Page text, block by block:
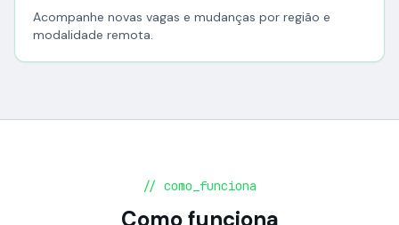
Acompanhe novas vagas e mudanças por região e
modalidade remota.
// como_funciona
Como funciona